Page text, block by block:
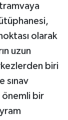
olarak
uzun
biri
sınav
önemli bir